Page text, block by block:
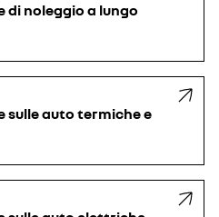
di noleggio a lungo
sulle auto termiche e